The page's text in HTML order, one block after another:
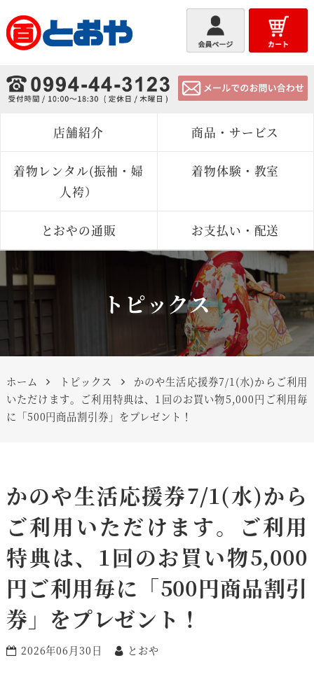
とおや
店舗紹介 商品・サービス
着物レンタル(振袖・婦
人袴）
着物体験・教室
とおやの通販 お支払い・配送
トピックス
ホーム トピックス
かのや生活応援券7/1(水)からご利用
いただけます。ご利用特典は、1回のお買い物5,000円ご利用毎
に「500円商品割引券」をプレゼント！
かのや生活応援券7/1(水)から
ご利用いただけます。ご利用
特典は、1回のお買い物5,000
円ご利用毎に「500円商品割引
券」をプレゼント！
2026年06月30日 とおや